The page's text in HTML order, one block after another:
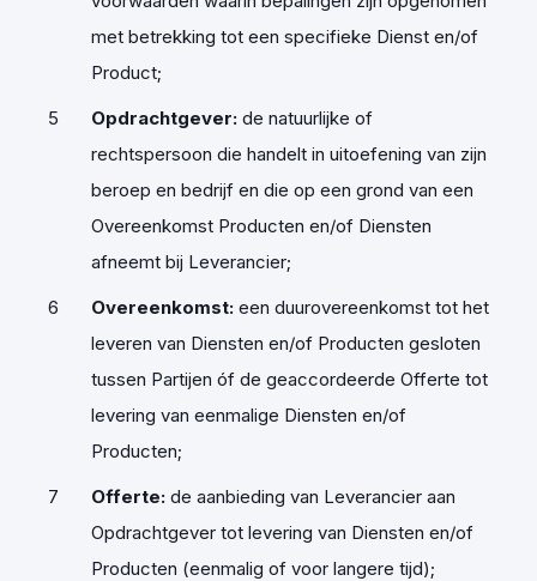
met betrekking tot een specifieke Dienst en/of
Product;
Opdrachtgever: de natuurlijke of
rechtspersoon die handelt in uitoefening van zijn
beroep en bedrijf en die op een grond van een
Overeenkomst Producten en/of Diensten
afneemt bij Leverancier;
Overeenkomst: een duurovereenkomst tot het
leveren van Diensten en/of Producten gesloten
tussen Partijen óf de geaccordeerde Offerte tot
levering van eenmalige Diensten en/of
Producten;
Offerte: de aanbieding van Leverancier aan
Opdrachtgever tot levering van Diensten en/of
Producten (eenmalig of voor langere tijd);